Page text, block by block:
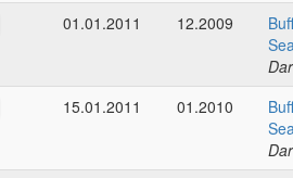
01.01.2011
12.2009
15.01.2011
01.2010